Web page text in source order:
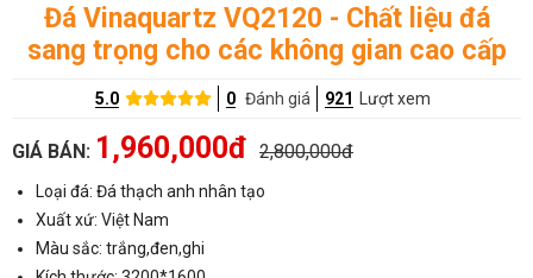
Đá Vinaquartz VQ2120 - Chất liệu đá
sang trọng cho các không gian cao cấp
5.0 0 Đánh giá 921 Lượt xem
GIÁ BÁN: 1,960,000đ 2,800,000đ
Loại đá: Đá thạch anh nhân tạo
Xuất xứ: Việt Nam
Màu sắc: trắng,đen,ghi